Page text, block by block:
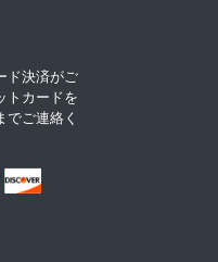
ド決済がご
トカードを
でご連絡く